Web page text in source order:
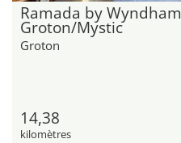
Ramada by Wyndham
Groton/Mystic
Groton
14,38
kilomètres